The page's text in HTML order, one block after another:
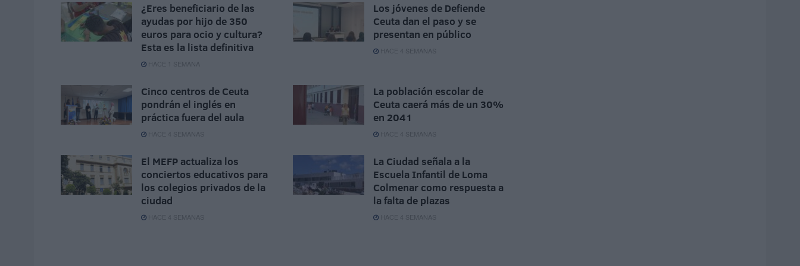
¿Eres beneficiario de las
ayudas por hijo de 350
euros para ocio y cultura?
Esta es la lista definitiva
HACE 1 SEMANA
Los jóvenes de Defiende
Ceuta dan el paso y se
presentan en público
HACE 4 SEMANAS
Cinco centros de Ceuta
pondrán el inglés en
práctica fuera del aula
HACE 4 SEMANAS
La población escolar de
Ceuta caerá más de un 30%
en 2041
HACE 4 SEMANAS
El MEFP actualiza los
conciertos educativos para
los colegios privados de la
ciudad
HACE 4 SEMANAS
La Ciudad señala a la
Escuela Infantil de Loma
Colmenar como respuesta a
la falta de plazas
HACE 4 SEMANAS